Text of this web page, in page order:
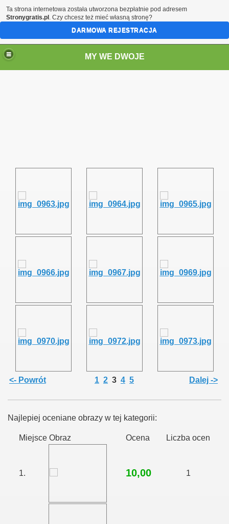
MY WE DWOJE
<- Powrót 1 2 3 4 5 Dalej ->
Najlepiej oceniane obrazy w tej kategorii:
Miejsce Obraz Ocena Liczba ocen
1. 10,00 1
Ta strona internetowa została utworzona bezpłatnie pod adresem
Stronygratis.pl . Czy chcesz też mieć własną stronę?
DARMOWA REJESTRACJA